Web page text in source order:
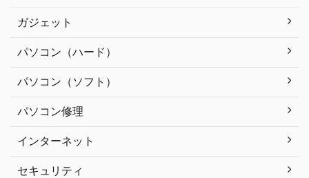
ガジェット
パソコン（ハード）
パソコン（ソフト）
パソコン修理
インターネット
セキュリティ